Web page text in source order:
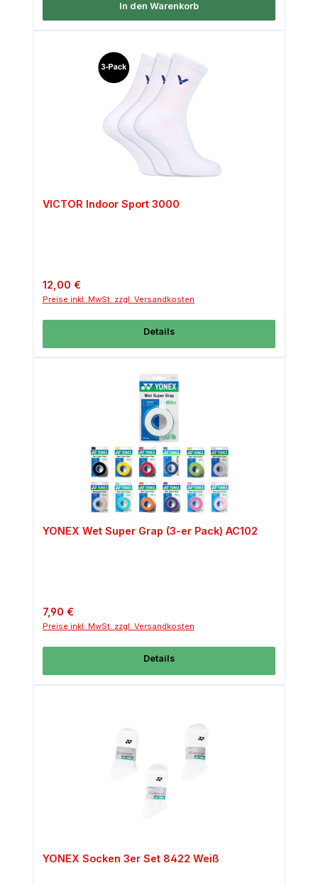
In den Warenkorb
VICTOR Indoor Sport 3000
Regulärer Preis:
12,00 €
Preise inkl. MwSt. zzgl. Versandkosten
Details
YONEX Wet Super Grap (3-er Pack) AC102
Regulärer Preis:
7,90 €
Preise inkl. MwSt. zzgl. Versandkosten
Details
YONEX Socken 3er Set 8422 Weiß